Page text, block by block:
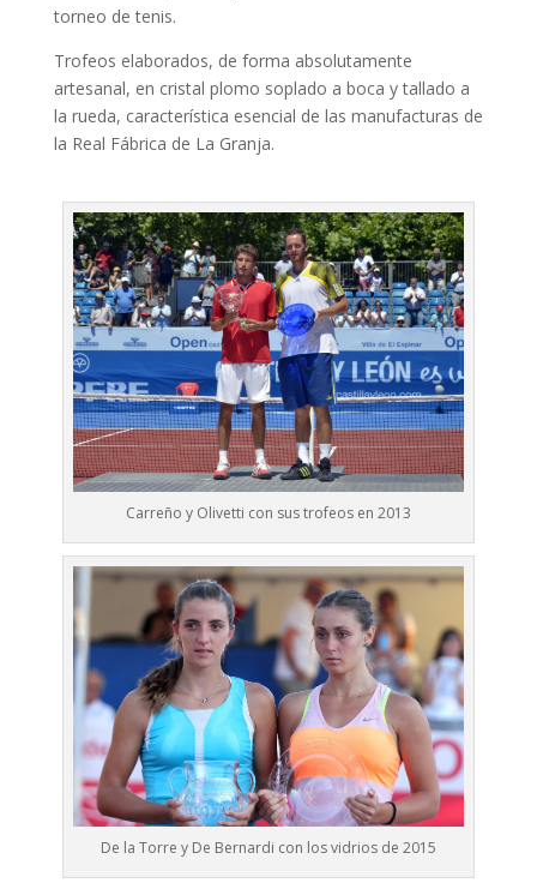
torneo de tenis.
Trofeos elaborados, de forma absolutamente
artesanal, en cristal plomo soplado a boca y tallado a
la rueda, característica esencial de las manufacturas de
la Real Fábrica de La Granja.
Carreño y Olivetti con sus trofeos en 2013
De la Torre y De Bernardi con los vidrios de 2015